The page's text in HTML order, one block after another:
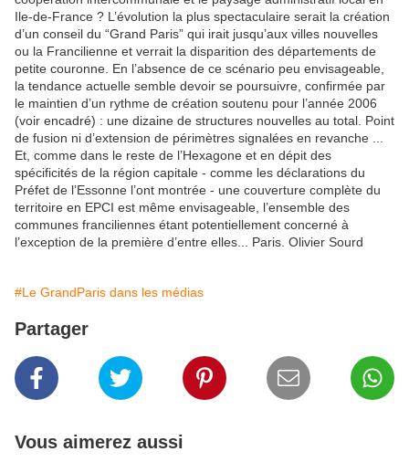
#Le GrandParis dans les médias
Partager
Vous aimerez aussi